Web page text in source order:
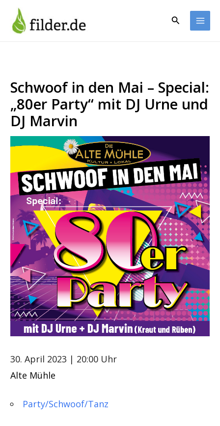
Inhalt
springen
Suchen
Schwoof in den Mai – Special:
„80er Party“ mit DJ Urne und
DJ Marvin
30. April 2023 | 20:00 Uhr
Alte Mühle
Party/Schwoof/Tanz